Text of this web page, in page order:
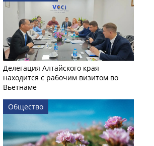
Делегация Алтайского края
находится с рабочим визитом во
Вьетнаме
Общество